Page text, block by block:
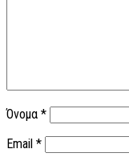
Όνομα *
Email *